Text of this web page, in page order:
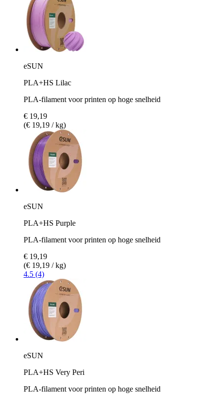
eSUN
PLA+HS Lilac
PLA-filament voor printen op hoge snelheid
€ 19,19
(€ 19,19 / kg)
eSUN
PLA+HS Purple
PLA-filament voor printen op hoge snelheid
€ 19,19
(€ 19,19 / kg)
4.5 (4)
eSUN
PLA+HS Very Peri
PLA-filament voor printen op hoge snelheid